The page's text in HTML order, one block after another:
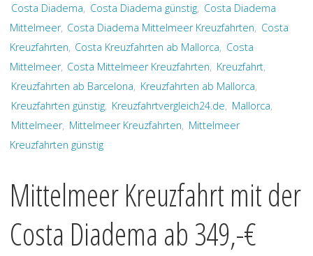
Costa Diadema, Costa Diadema günstig, Costa Diadema
Mittelmeer, Costa Diadema Mittelmeer Kreuzfahrten, Costa
Kreuzfahrten, Costa Kreuzfahrten ab Mallorca, Costa
Mittelmeer, Costa Mittelmeer Kreuzfahrten, Kreuzfahrt,
Kreuzfahrten ab Barcelona, Kreuzfahrten ab Mallorca,
Kreuzfahrten günstig, Kreuzfahrtvergleich24.de, Mallorca,
Mittelmeer, Mittelmeer Kreuzfahrten, Mittelmeer
Kreuzfahrten günstig
Mittelmeer Kreuzfahrt mit der
Costa Diadema ab 349,-€